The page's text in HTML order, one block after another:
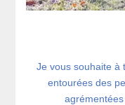
Je vous souhaite à
entourées des